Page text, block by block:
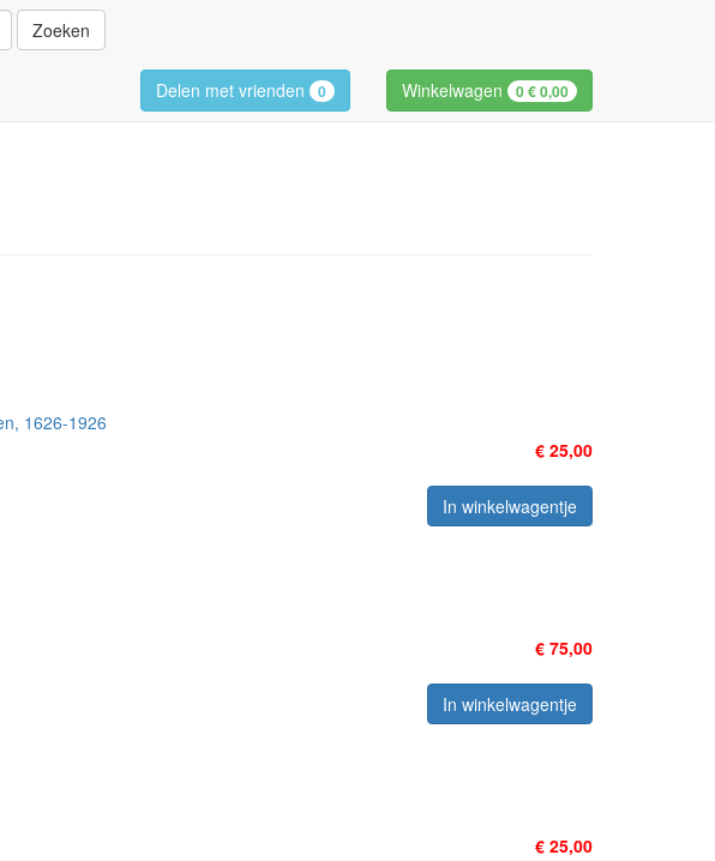
Zoeken
Delen met vrienden 0 Winkelwagen 0€ 0,00
1626-1926
€ 25,00
In winkelwagentje
€ 75,00
In winkelwagentje
€ 25,00